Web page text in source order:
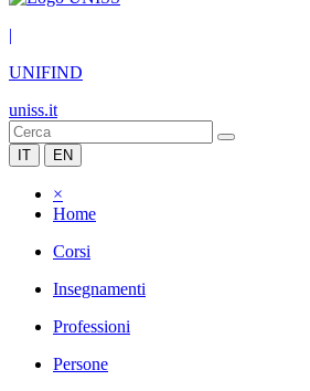
|
UNIFIND
uniss.it
IT EN
×
Home
Corsi
Insegnamenti
Professioni
Persone